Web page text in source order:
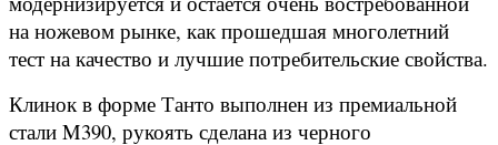
на ножевом рынке, как прошедшая многолетний
тест на качество и лучшие потребительские свойства.
Клинок в форме Танто выполнен из премиальной
стали M390, рукоять сделана из черного